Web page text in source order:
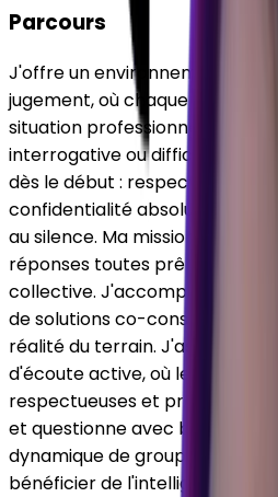
Parcours
J'offre un environnement
jugement, où chaque
situation professionnelle
interrogative ou difficile. La
dès le début : respect des
confidentialité absolue,
au silence. Ma mission n'est
réponses toutes prêtes, mais
collective. J'accompagne
de solutions co-construites,
réalité du terrain. J'aspire à
d'écoute active, où les
respectueuses et
et questionne avec
dynamique de groupe afin que
bénéficier de l'intelligence